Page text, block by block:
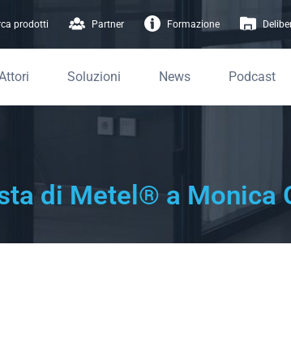
prodotti Partner Formazione
Soluzioni News Podcast
di Metel® a Monica